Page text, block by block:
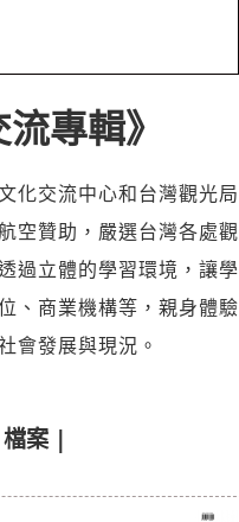
專輯》
化交流中心和台灣觀光局
空贊助，嚴選台灣各處觀
過立體的學習環境，讓學
、商業機構等，親身體驗
會發展與現況。
案 |